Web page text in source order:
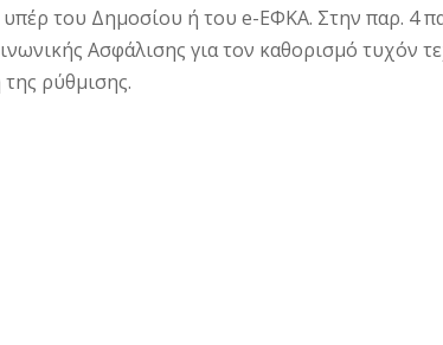
υπέρ του Δημοσίου ή του e-ΕΦΚΑ. Στην παρ. 4
Ασφάλισης για τον καθορισμό τυχόν
ρύθμισης.